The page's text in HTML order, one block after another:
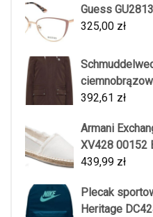
Guess
325,00 zł
392,61 zł
Armani
XV428 00152
439,99 zł
Plecak
Heritage